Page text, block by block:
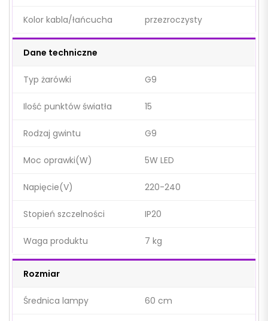
Kolor kabla/łańcucha przezroczysty
Dane techniczne
Typ żarówki G9
Ilość punktów światła 15
Rodzaj gwintu G9
Moc oprawki(W) 5W LED
Napięcie(V) 220-240
Stopień szczelności IP20
Waga produktu 7 kg
Rozmiar
Średnica lampy 60 cm